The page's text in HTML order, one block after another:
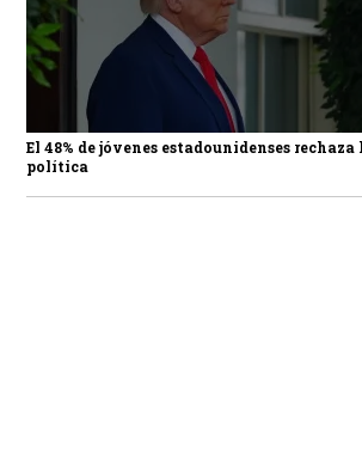
El 48% de jóvenes estadounidenses
política